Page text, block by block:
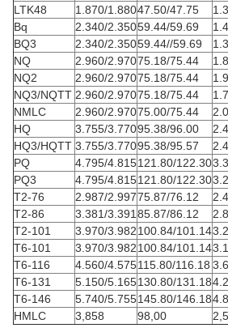
LTK48
1.870/1.88047.50/47.75
Bq
2.340/2.35059.44/59.69
BQ3
2.340/2.35059.44//59.69
NQ
2.960/2.97075.18/75.44
NQ2
2.960/2.97075.18/75.44
NQ3/NQTT 2.960/2.97075.18/75.44
NMLC
2.960/2.97075.00/75.44
HQ
3.755/3.77095.38/96.00
HQ3/HQTT 3.755/3.77095.38/95.57
PQ
4.795/4.815121.80/122.30
PQ3
4.795/4.815121.80/122.30
T2-76
2.987/2.99775.87/76.12
T2-86
3.381/3.391 85.87/86.12
T2-101
3.970/3.982100.84/101.14
T6-101
3.970/3.982100.84/101.14
T6-116
4.560/4.575115.80/116.18
T6-131
5.150/5.165130.80/131.18
T6-146
5.740/5.755145.80/146.18
HMLC
3,858 98,00